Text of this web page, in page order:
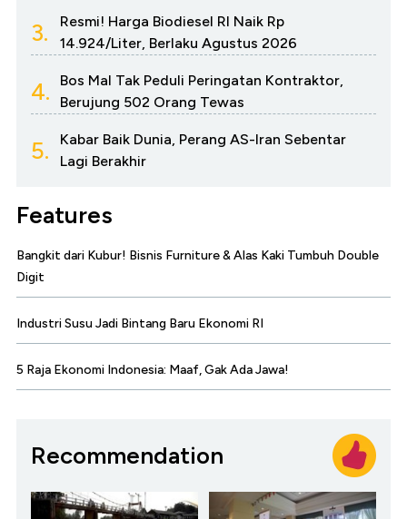
3.
Resmi! Harga Biodiesel RI Naik Rp
14.924/Liter, Berlaku Agustus 2026
4.
Bos Mal Tak Peduli Peringatan Kontraktor,
Berujung 502 Orang Tewas
5.
Kabar Baik Dunia, Perang AS-Iran Sebentar
Lagi Berakhir
Features
Bangkit dari Kubur! Bisnis Furniture & Alas Kaki Tumbuh Double
Digit
Industri Susu Jadi Bintang Baru Ekonomi RI
5 Raja Ekonomi Indonesia: Maaf, Gak Ada Jawa!
Recommendation